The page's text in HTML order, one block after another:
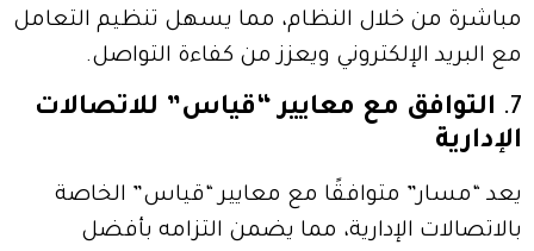
مباشرة من خلال النظام، مما يسهل تنظيم التعامل
مع البريد الإلكتروني ويعزز من كفاءة التواصل.
7.
التوافق مع معايير “قياس” للاتصالات
الإدارية
يعد “مسار” متوافقًا مع معايير “قياس” الخاصة
بالاتصالات الإدارية، مما يضمن التزامه بأفضل